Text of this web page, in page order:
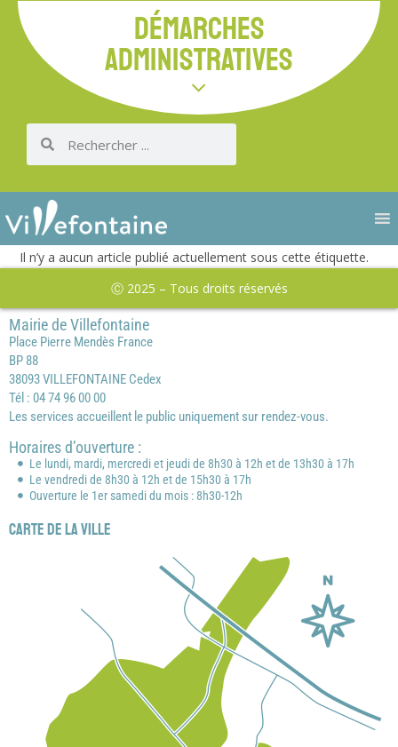
DÉMARCHES
ADMINISTRATIVES
Il n’y a aucun article publié actuellement sous cette étiquette.
Ⓒ 2025 – Tous droits réservés
Mairie de Villefontaine
Place Pierre Mendès France
BP 88
38093 VILLEFONTAINE Cedex
Tél : 04 74 96 00 00
Les services accueillent le public uniquement sur rendez-vous.
Horaires d’ouverture :
Le lundi, mardi, mercredi et jeudi de 8h30 à 12h et de 13h30 à 17h
Le vendredi de 8h30 à 12h et de 15h30 à 17h
Ouverture le 1er samedi du mois : 8h30-12h
Carte de la ville